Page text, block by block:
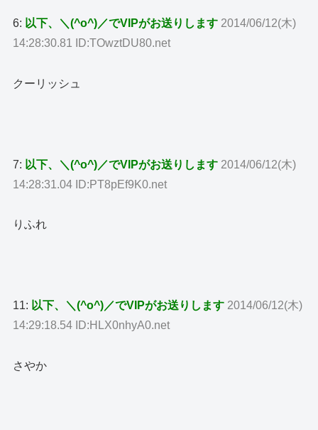
6: 以下、＼(^o^)／でVIPがお送りします 2014/06/12(木)
14:28:30.81 ID:TOwztDU80.net
クーリッシュ
7: 以下、＼(^o^)／でVIPがお送りします 2014/06/12(木)
14:28:31.04 ID:PT8pEf9K0.net
りふれ
11: 以下、＼(^o^)／でVIPがお送りします 2014/06/12(木)
14:29:18.54 ID:HLX0nhyA0.net
さやか